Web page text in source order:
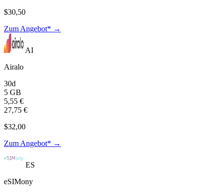
$30,50
Zum Angebot* →
AI
Airalo
30d
5 GB
5,55 €
27,75 €
$32,00
Zum Angebot* →
ES
eSIMony